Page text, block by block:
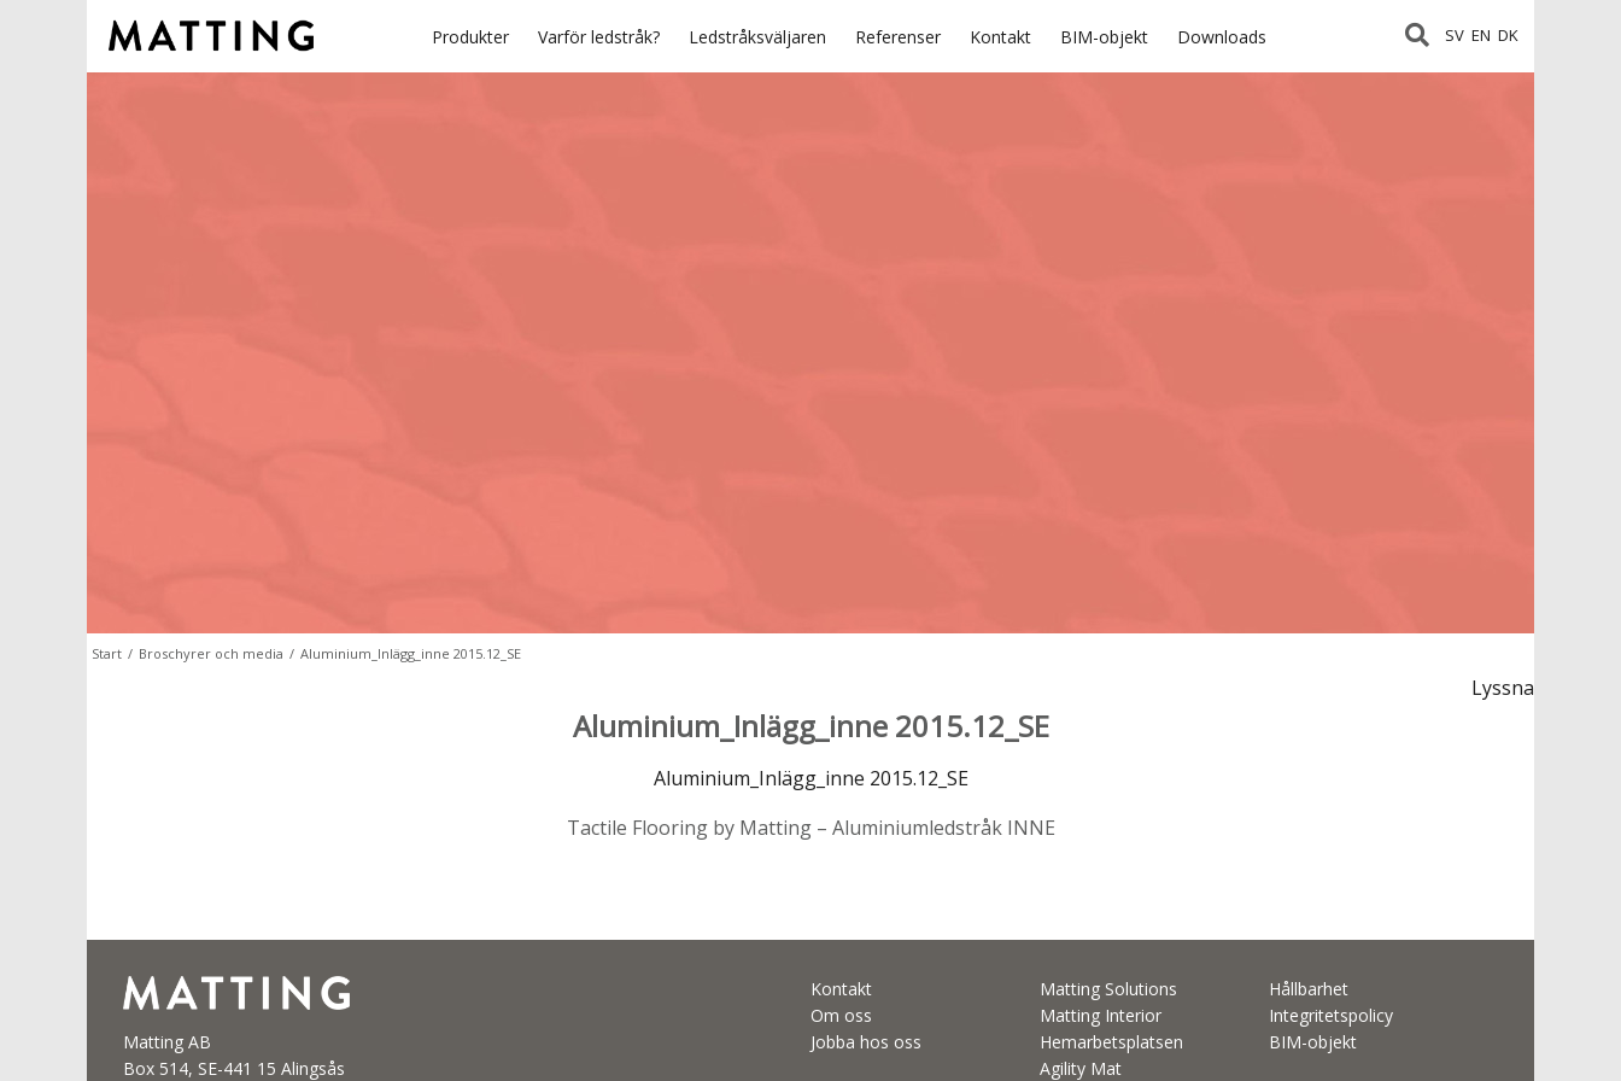
Produkter Varför ledstråk? Ledstråksväljaren Referenser Kontakt BIM-objekt Downloads SV EN DK
Start / Broschyrer och media / Aluminium_Inlägg_inne 2015.12_SE
Lyssna
Aluminium_Inlägg_inne 2015.12_SE
Aluminium_Inlägg_inne 2015.12_SE
Tactile Flooring by Matting – Aluminiumledstråk INNE
Matting AB
Box 514, SE-441 15 Alingsås
Kontakt
Om oss
Jobba hos oss
Matting Solutions
Matting Interior
Hemarbetsplatsen
Agility Mat
Hållbarhet
Integritetspolicy
BIM-objekt